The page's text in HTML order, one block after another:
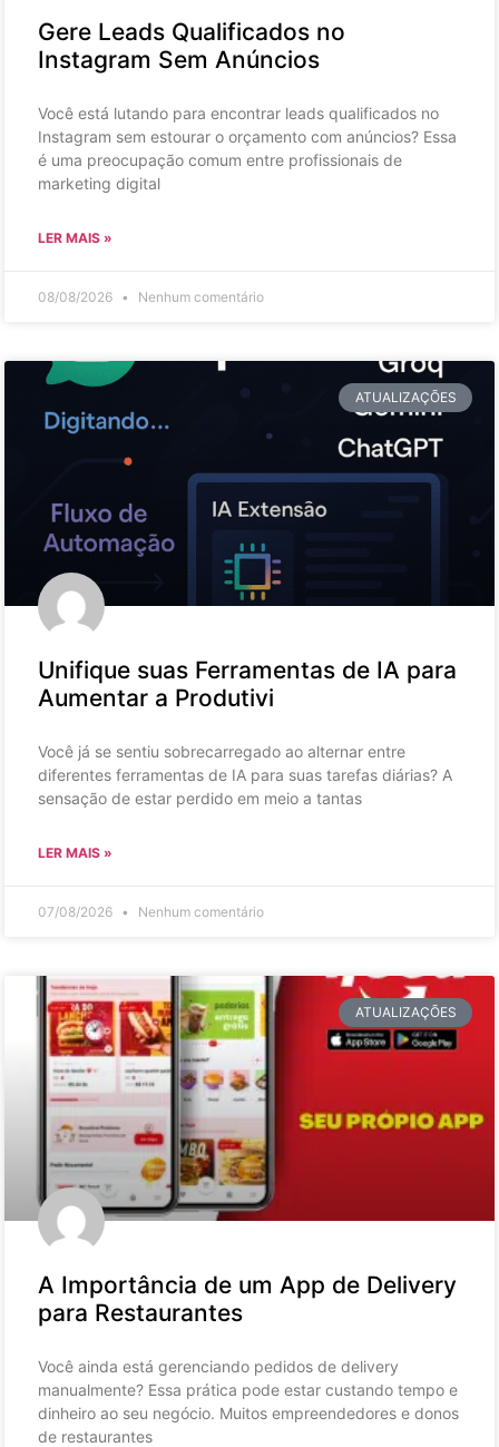
Gere Leads Qualificados no
Instagram Sem Anúncios
Você está lutando para encontrar leads qualificados no
Instagram sem estourar o orçamento com anúncios? Essa
é uma preocupação comum entre profissionais de
marketing digital
LER MAIS »
08/08/2026 Nenhum comentário
ATUALIZAÇÕES
Unifique suas Ferramentas de IA para
Aumentar a Produtivi
Você já se sentiu sobrecarregado ao alternar entre
diferentes ferramentas de IA para suas tarefas diárias? A
sensação de estar perdido em meio a tantas
LER MAIS »
07/08/2026 Nenhum comentário
ATUALIZAÇÕES
A Importância de um App de Delivery
para Restaurantes
Você ainda está gerenciando pedidos de delivery
manualmente? Essa prática pode estar custando tempo e
dinheiro ao seu negócio. Muitos empreendedores e donos
de restaurantes